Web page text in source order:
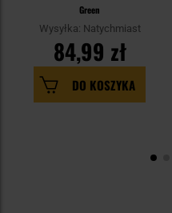
Green
Wysyłka: Natychmiast
84,99 zł
DO KOSZYKA